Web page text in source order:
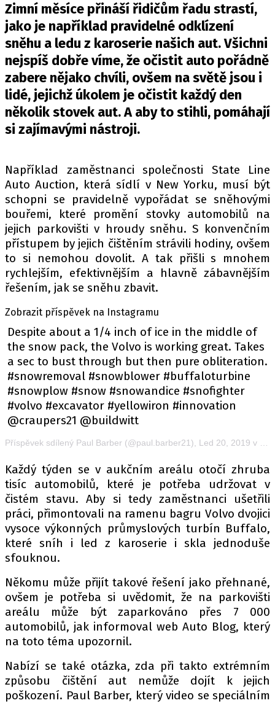
OSTATNÍ
TISKOVKY
ROZHOVORY
DAKAR
Z DOMOVA
ZE SVĚTA
MOTORSPORT
ČEŠI V AKCI
FIA CEZ & POHÁRY
MEZINÁRODNÍ SCÉNA
SLEDUJTE NÁS NA |
Máte příběh, fotku nebo video?
ETICKÝ KODEX
KONTAKT
VYDAVATEL
INZERCE
OSOBNÍ ÚDAJE / COOKIES
Provozovatelem serveru autoroad.cz je
INCORP MEDIA GROUP s.r.o., IČ: 118 23 054
Zimní měsíce přináší řidičům řadu strastí,
jako je například pravidelné odklízení
sněhu a ledu z karoserie našich aut. Všichni
nejspíš dobře víme, že očistit auto pořádně
zabere nějako chvíli, ovšem na světě jsou i
lidé, jejichž úkolem je očistit každý den
několik stovek aut. A aby to stihli, pomáhají
si zajímavými nástroji.
Například zaměstnanci společnosti State Line
Auto Auction, která sídlí v New Yorku, musí být
schopni se pravidelně vypořádat se sněhovými
bouřemi, které promění stovky automobilů na
jejich parkovišti v hroudy sněhu. S konvenčním
přístupem by jejich čištěním strávili hodiny, ovšem
to si nemohou dovolit. A tak přišli s mnohem
rychlejším, efektivnějším a hlavně zábavnějším
řešením, jak se sněhu zbavit.
Zobrazit příspěvek na Instagramu
Despite about a 1/4 inch of ice in the middle of
the snow pack, the Volvo is working great. Takes
a sec to bust through but then pure obliteration.
#snowremoval #snowblower #buffaloturbine
#snowplow #snow #snowandice #snofighter
#volvo #excavator #yellowiron #innovation
@craupers21 @buildwitt
Každý týden se v aukčním areálu otočí zhruba
tisíc automobilů, které je potřeba udržovat v
čistém stavu. Aby si tedy zaměstnanci ušetřili
práci, přimontovali na ramenu bagru Volvo dvojici
vysoce výkonných průmyslových turbín Buffalo,
které sníh i led z karoserie i skla jednoduše
sfouknou.
Někomu může přijít takové řešení jako přehnané,
ovšem je potřeba si uvědomit, že na parkovišti
areálu může být zaparkováno přes 7 000
automobilů, jak informoval web Auto Blog, který
na toto téma upozornil.
Nabízí se také otázka, zda při takto extrémním
způsobu čištění aut nemůže dojít k jejich
poškození. Paul Barber, který video se speciálním